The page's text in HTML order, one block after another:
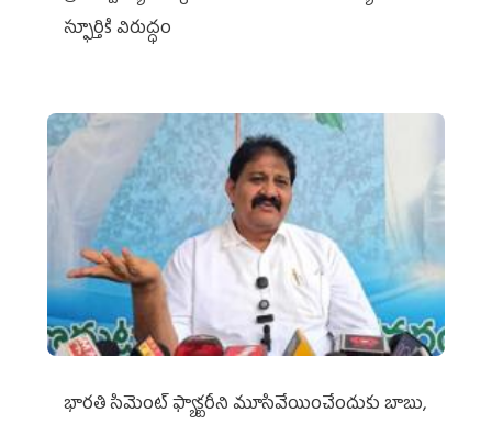
స్ఫూర్తికి విరుద్ధం
భారతి సిమెంట్ ఫ్యాక్టరీని మూసివేయించేందుకు బాబు,